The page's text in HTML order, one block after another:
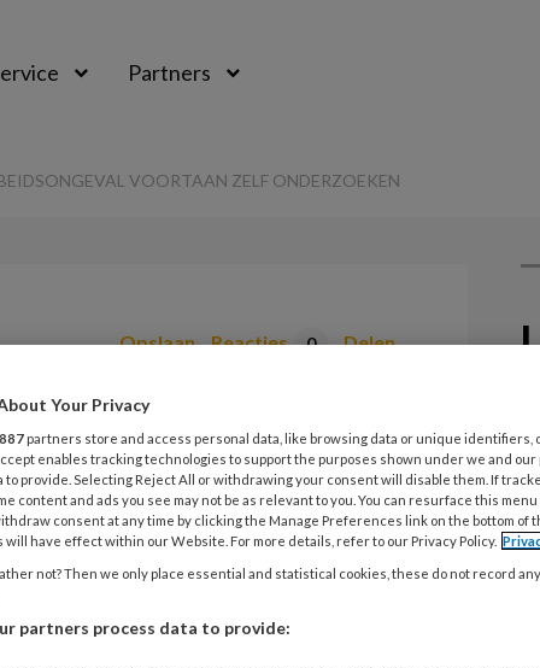
Partners
VOORTAAN ZELF ONDERZOEKEN
Opslaan Reacties 0 Delen
voortaan zelf
3
Your Privacy
887 partners store and access personal data, like browsing data or unique identifiers,
enables tracking technologies to support the purposes shown under we and
to provide. Selecting Reject All or withdrawing your consent will disable them. If
content and ads you see may not be as relevant to you. You can resurface this
consent at any time by clicking the Manage Preferences link on the bottom of
will have effect within our Website. For more details, refer to our Privacy Policy.
not? Then we only place essential and statistical cookies, these do not record
partners process data to provide: